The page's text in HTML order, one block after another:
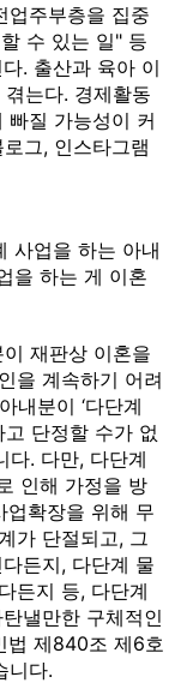
주부층을 집중
수 있는 일" 등
. 출산과 육아 이
는다. 경제활동
빠질 가능성이 커
그, 인스타그램
사업을 하는 아내
을 하는 게 이혼
재판상 이혼을
을 계속하기 어려
내분이 ‘다단계
단정할 수가 없
다. 다만, 다단계
인해 가정을 방
업확장을 위해 무
가 단절되고, 그
든지, 다단계 물
든지 등, 다단계
낼만한 구체적인
법 제840조 제6호
니다.